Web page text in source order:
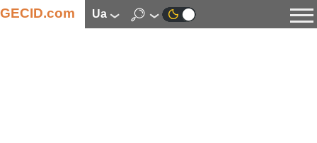
GECID.com ua